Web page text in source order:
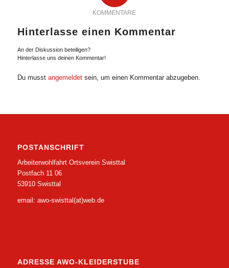
KOMMENTARE
Hinterlasse einen Kommentar
An der Diskussion beteiligen?
Hinterlasse uns deinen Kommentar!
Du musst angemeldetsein, um einen Kommentar abzugeben.
POSTANSCHRIFT
Arbeiterwohlfahrt Ortsverein Swisttal
Postfach 11 06
53910 Swisttal
email: awo-swisttal(at)web.de
ADRESSE AWO-KLEIDERSTUBE